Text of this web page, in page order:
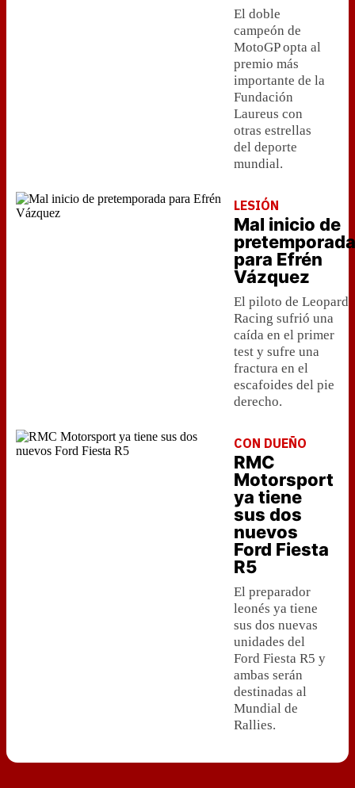
El doble
campeón de
MotoGP opta al
premio más
importante de la
Fundación
Laureus con
otras estrellas
del deporte
mundial.
LESIÓN
Mal inicio de
pretemporada
para Efrén
Vázquez
El piloto de Leopard
Racing sufrió una
caída en el primer
test y sufre una
fractura en el
escafoides del pie
derecho.
CON DUEÑO
RMC
Motorsport
ya tiene
sus dos
nuevos
Ford Fiesta
R5
El preparador
leonés ya tiene
sus dos nuevas
unidades del
Ford Fiesta R5 y
ambas serán
destinadas al
Mundial de
Rallies.